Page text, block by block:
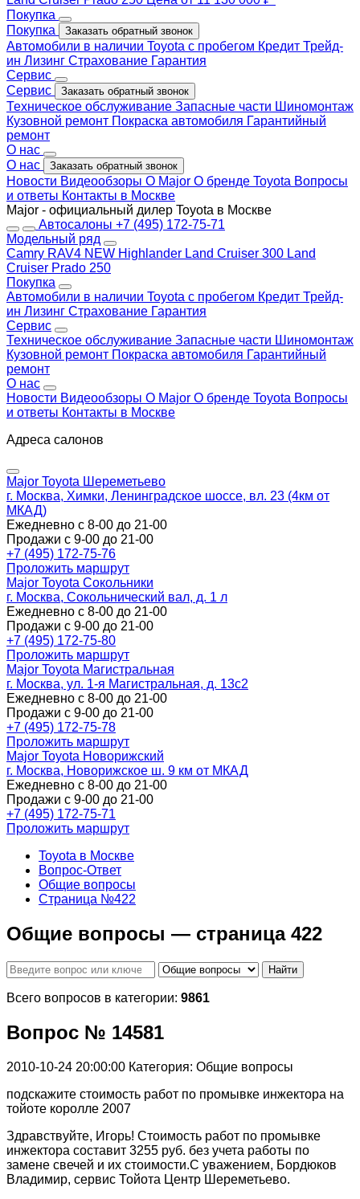
Покупка
Покупка
Заказать обратный звонок
Автомобили в наличии Toyota с пробегом Кредит Трейд-
ин Лизинг Страхование Гарантия
Сервис
Сервис
Заказать обратный звонок
Техническое обслуживание Запасные части Шиномонтаж
Кузовной ремонт Покраска автомобиля Гарантийный
ремонт
О нас
О нас
Заказать обратный звонок
Новости Видеообзоры О Major О бренде Toyota Вопросы
и ответы Контакты в Москве
Major - официальный дилер Toyota в Москве
Автосалоны +7 (495) 172-75-71
Модельный ряд
Camry RAV4 NEW Highlander Land Cruiser 300 Land
Cruiser Prado 250
Покупка
Автомобили в наличии Toyota с пробегом Кредит Трейд-
ин Лизинг Страхование Гарантия
Сервис
Техническое обслуживание Запасные части Шиномонтаж
Кузовной ремонт Покраска автомобиля Гарантийный
ремонт
О нас
Новости Видеообзоры О Major О бренде Toyota Вопросы
и ответы Контакты в Москве
Адреса салонов
Major Toyota Шереметьево
г. Москва, Химки, Ленинградское шоссе, вл. 23 (4км от
МКАД)
Ежедневно с 8-00 до 21-00
Продажи с 9-00 до 21-00
+7 (495) 172-75-76
Проложить маршрут
Major Toyota Сокольники
г. Москва, Сокольнический вал, д. 1 л
Ежедневно с 8-00 до 21-00
Продажи с 9-00 до 21-00
+7 (495) 172-75-80
Проложить маршрут
Major Toyota Магистральная
г. Москва, ул. 1-я Магистральная, д. 13с2
Ежедневно с 8-00 до 21-00
Продажи с 9-00 до 21-00
+7 (495) 172-75-78
Проложить маршрут
Major Toyota Новорижский
г. Москва, Новорижское ш. 9 км от МКАД
Ежедневно с 8-00 до 21-00
Продажи с 9-00 до 21-00
+7 (495) 172-75-71
Проложить маршрут
Toyota в Москве
Вопрос-Ответ
Общие вопросы
Страница №422
Общие вопросы — страница 422
Найти
Всего вопросов в категории: 9861
Вопрос № 14581
2010-10-24 20:00:00 Категория: Общие вопросы
подскажите стоимость работ по промывке инжектора на
тойоте королле 2007
Здравствуйте, Игорь! Стоимость работ по промывке
инжектора составит 3255 руб. без учета работы по
замене свечей и их стоимости.С уважением, Бордюков
Владимир, сервис Тойота Центр Шереметьево.